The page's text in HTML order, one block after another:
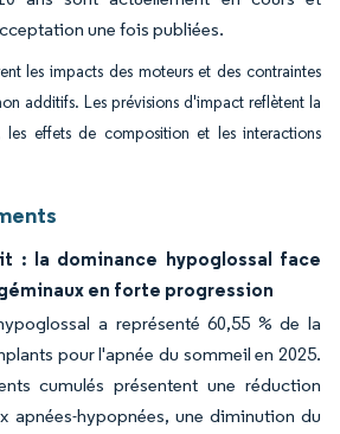
une fois publiées.
les impacts des moteurs et des contraintes
additifs. Les prévisions d'impact reflètent la
les effets de composition et les interactions
: la dominance hypoglossal face
en forte progression
a représenté 60,55 % de la
pour l'apnée du sommeil en 2025.
cumulés présentent une réduction
apnées-hypopnées, une diminution du